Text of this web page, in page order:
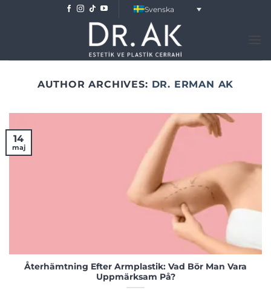
Svenska
AUTHOR ARCHIVES: DR. ERMAN AK
Återhämtning Efter Armplastik: Vad Bör Man Vara
Uppmärksam På?
14
maj